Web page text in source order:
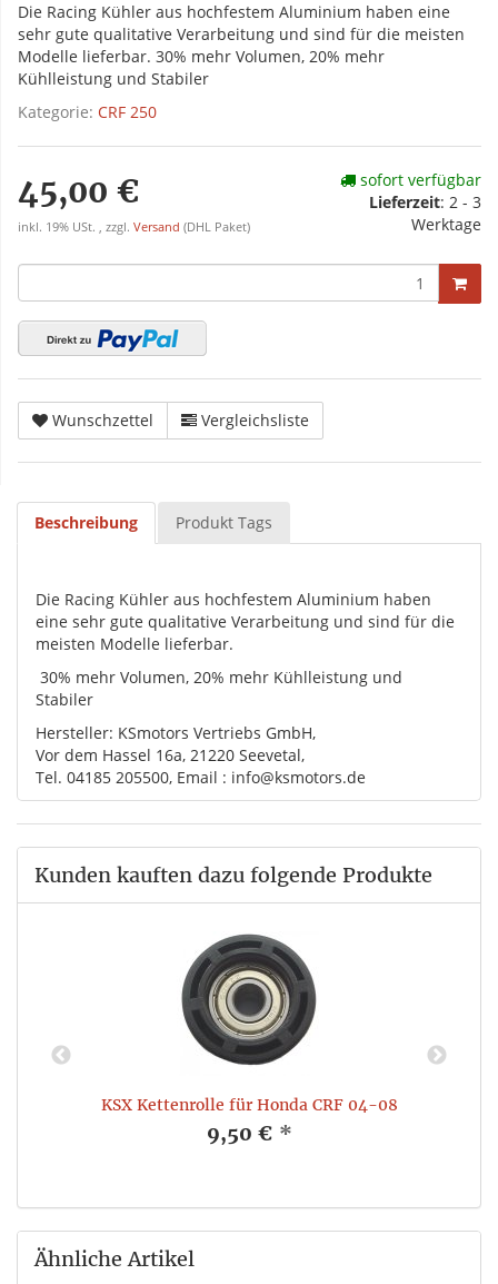
Die Racing Kühler aus hochfestem Aluminium haben eine
sehr gute qualitative Verarbeitung und sind für die meisten
Modelle lieferbar. 30% mehr Volumen, 20% mehr
Kühlleistung und Stabiler
Kategorie: CRF 250
45,00 €
inkl. 19% USt. , zzgl. Versand (DHL Paket)
sofort verfügbar
Lieferzeit: 2 - 3
Werktage
Wunschzettel Vergleichsliste
Beschreibung Produkt Tags
Die Racing Kühler aus hochfestem Aluminium haben
eine sehr gute qualitative Verarbeitung und sind für die
meisten Modelle lieferbar.
30% mehr Volumen, 20% mehr Kühlleistung und
Stabiler
Hersteller: KSmotors Vertriebs GmbH,
Vor dem Hassel 16a, 21220 Seevetal,
Tel. 04185 205500, Email : info@ksmotors.de
Kunden kauften dazu folgende Produkte
KSX Kettenrolle für Honda CRF 04-08
9,50 € *
Ähnliche Artikel